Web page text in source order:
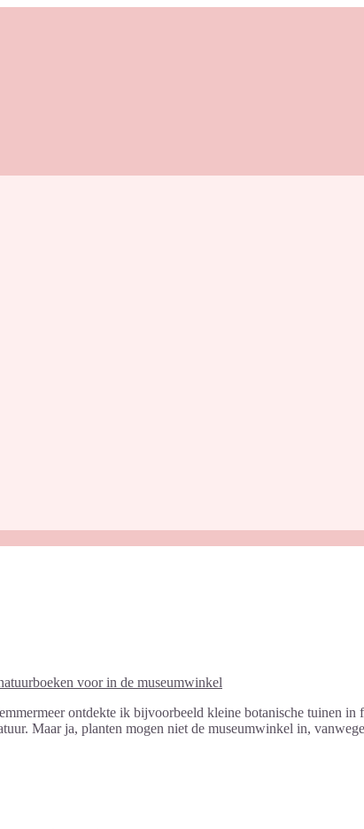
ontdekte ik bijvoorbeeld kleine botanische tuinen in
Maar ja, planten mogen niet de museumwinkel in,